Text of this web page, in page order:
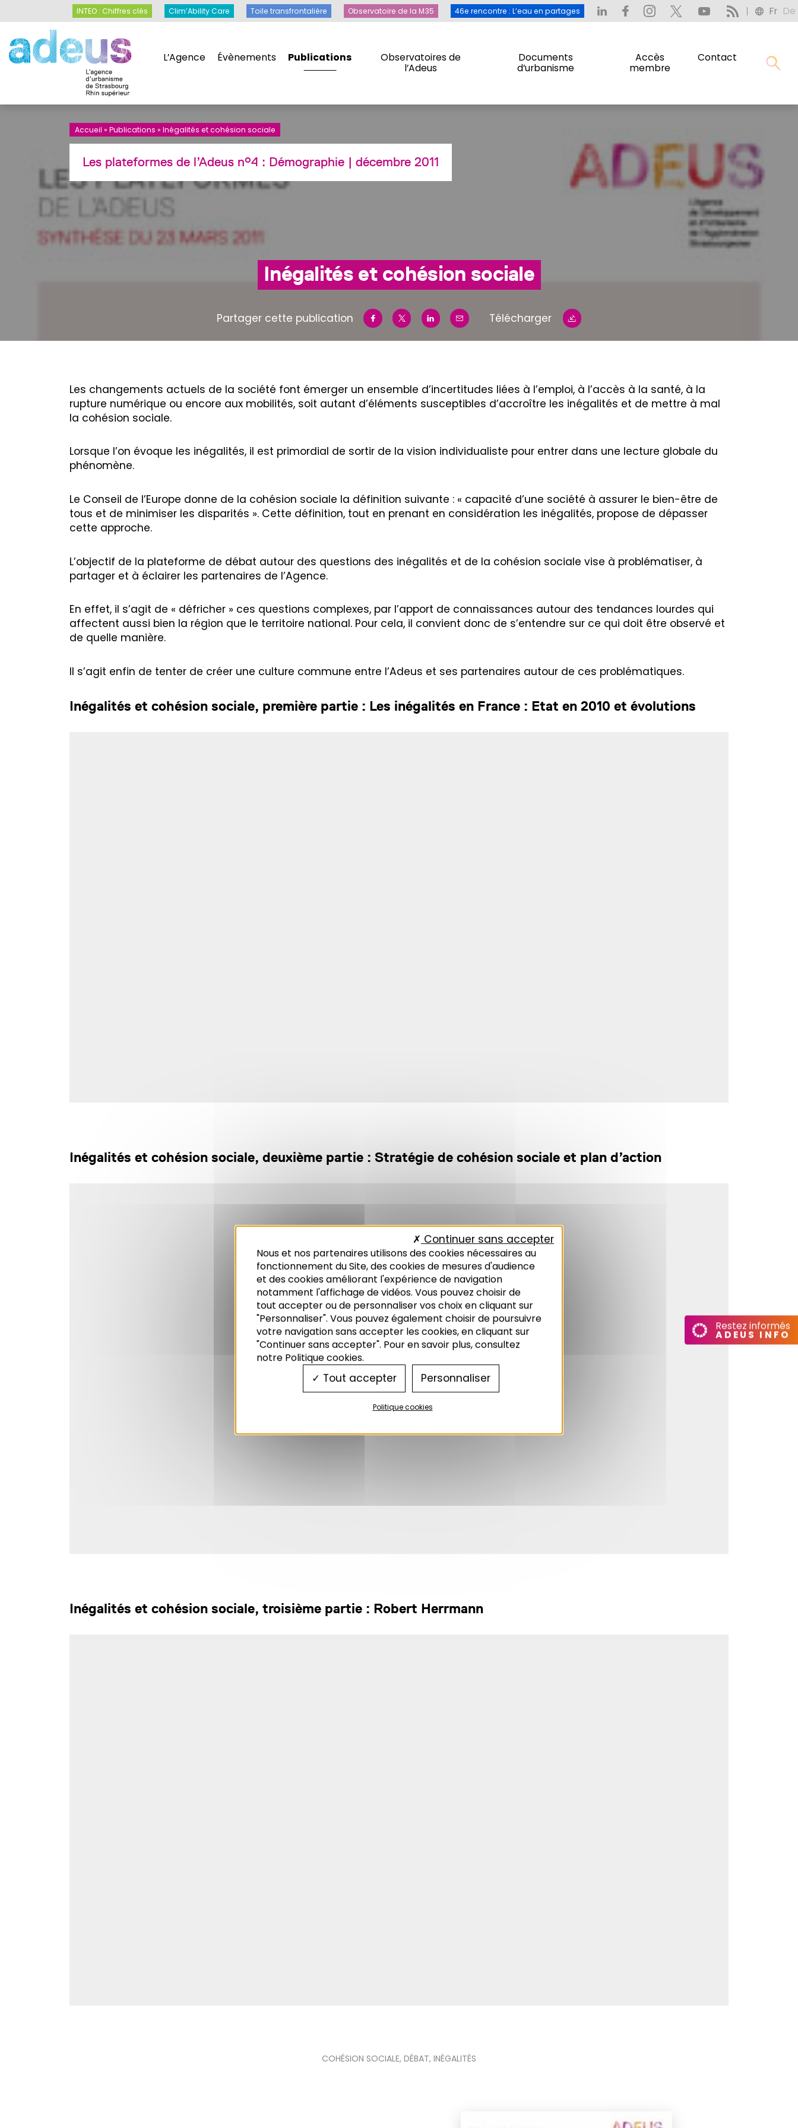
L’Agence Évènements Publications
Observatoires de
l’Adeus
Documents
d’urbanisme
Accès
membre
Contact
INTEO : Chiffres clés Clim’Ability Care Toile transfrontalière Observatoire de la M35 46e rencontre : L’eau en partages Fr De
INTEO : Chiffres clés Clim’Ability Care Toile transfrontalière Observatoire de la M35 46e rencontre : L’eau en partages Fr De
Accueil » Publications » Inégalités et cohésion sociale
Les plateformes de l’Adeus n°4 : Démographie| décembre 2011
Inégalités et cohésion sociale
Partager cette publication Télécharger
Les changements actuels de la société font émerger un ensemble d’incertitudes liées à l’emploi, à l’accès à la santé, à la
rupture numérique ou encore aux mobilités, soit autant d’éléments susceptibles d’accroître les inégalités et de mettre à mal
la cohésion sociale.
Lorsque l’on évoque les inégalités, il est primordial de sortir de la vision individualiste pour entrer dans une lecture globale du
phénomène.
Le Conseil de l’Europe donne de la cohésion sociale la définition suivante : « capacité d’une société à assurer le bien-être de
tous et de minimiser les disparités ». Cette définition, tout en prenant en considération les inégalités, propose de dépasser
cette approche.
L’objectif de la plateforme de débat autour des questions des inégalités et de la cohésion sociale vise à problématiser, à
partager et à éclairer les partenaires de l’Agence.
En effet, il s’agit de « défricher » ces questions complexes, par l’apport de connaissances autour des tendances lourdes qui
affectent aussi bien la région que le territoire national. Pour cela, il convient donc de s’entendre sur ce qui doit être observé et
de quelle manière.
Il s’agit enfin de tenter de créer une culture commune entre l’Adeus et ses partenaires autour de ces problématiques.
Inégalités et cohésion sociale, première partie : Les inégalités en France : Etat en 2010 et évolutions
Inégalités et cohésion sociale, deuxième partie : Stratégie de cohésion sociale et plan d’action
Inégalités et cohésion sociale, troisième partie : Robert Herrmann
COHÉSION SOCIALE, DÉBAT, INÉGALITÉS
Restez informés
ADEUS INFO
Panneau de gestion des cookies
Nous et nos partenaires utilisons des cookies nécessaires au
fonctionnement du Site, des cookies de mesures d'audience
et des cookies améliorant l'expérience de navigation
notamment l'affichage de vidéos. Vous pouvez choisir de
tout accepter ou de personnaliser vos choix en cliquant sur
"Personnaliser". Vous pouvez également choisir de poursuivre
votre navigation sans accepter les cookies, en cliquant sur
"Continuer sans accepter". Pour en savoir plus, consultez
notre Politique cookies.
Tout accepter
Continuer sans accepter
Personnaliser
Politique cookies